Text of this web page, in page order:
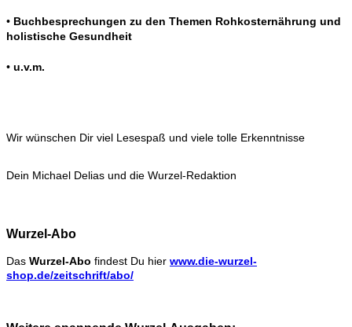
• Buchbesprechungen zu den Themen Rohkosternährung und
holistische Gesundheit
• u.v.m.
Wir wünschen Dir viel Lesespaß und viele tolle Erkenntnisse
Dein Michael Delias und die Wurzel-Redaktion
Wurzel-Abo
Das Wurzel-Abo findest Du hier www.die-wurzel-
shop.de/zeitschrift/abo/